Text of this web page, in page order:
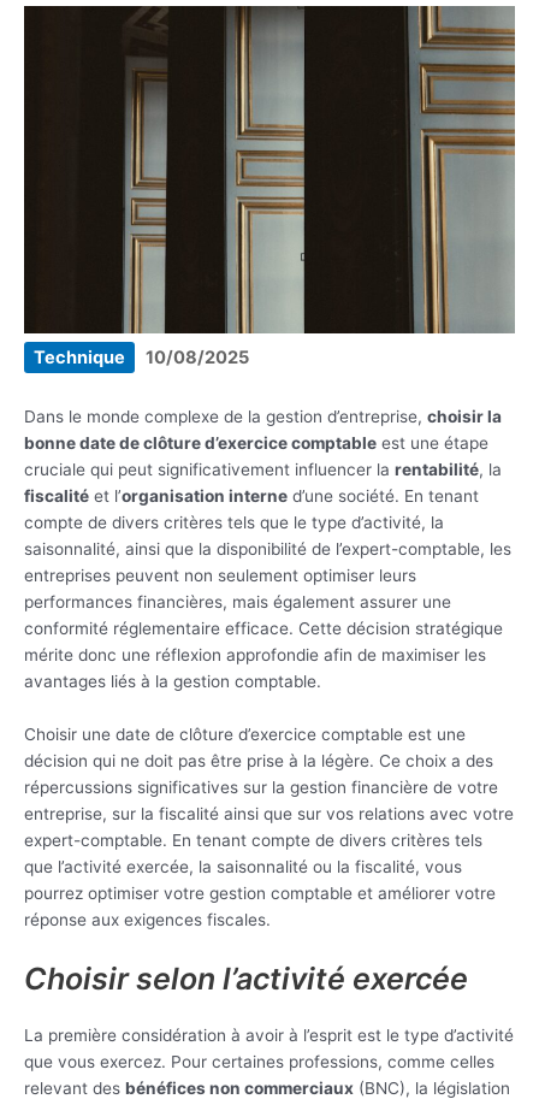
Technique 10/08/2025
Dans le monde complexe de la gestion d’entreprise, choisir la
bonne date de clôture d’exercice comptable est une étape
cruciale qui peut significativement influencer la rentabilité, la
fiscalité et l’organisation interne d’une société. En tenant
compte de divers critères tels que le type d’activité, la
saisonnalité, ainsi que la disponibilité de l’expert-comptable, les
entreprises peuvent non seulement optimiser leurs
performances financières, mais également assurer une
conformité réglementaire efficace. Cette décision stratégique
mérite donc une réflexion approfondie afin de maximiser les
avantages liés à la gestion comptable.
Choisir une date de clôture d’exercice comptable est une
décision qui ne doit pas être prise à la légère. Ce choix a des
répercussions significatives sur la gestion financière de votre
entreprise, sur la fiscalité ainsi que sur vos relations avec votre
expert-comptable. En tenant compte de divers critères tels
que l’activité exercée, la saisonnalité ou la fiscalité, vous
pourrez optimiser votre gestion comptable et améliorer votre
réponse aux exigences fiscales.
Choisir selon l’activité exercée
La première considération à avoir à l’esprit est le type d’activité
que vous exercez. Pour certaines professions, comme celles
relevant des bénéfices non commerciaux (BNC), la législation